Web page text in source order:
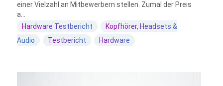
einer Vielzahl an Mitbewerbern stellen. Zumal der Preis
a...
Hardware Testbericht
Kopfhörer, Headsets &
Audio
Testbericht Hardware